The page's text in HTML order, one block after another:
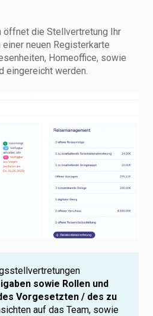
öffnet die Stellvertretung Ihr
einer neuen Registerkarte
Homeoffice, sowie
eingereicht werden.
sowie Rollen und
Vorgesetzten / des zu
auf das Team, sowie